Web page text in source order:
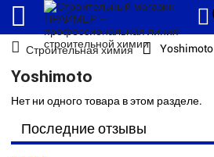
Строительная химия Yoshimoto
Yoshimoto
Нет ни одного товара в этом разделе.
Последние отзывы